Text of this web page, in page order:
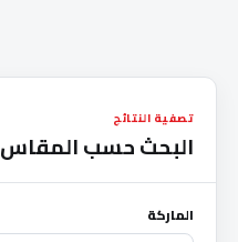
تصفية النتائج
البحث حسب المقاس
الماركة